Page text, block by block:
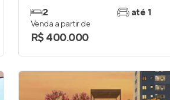
2
até 1
Venda a partir de
R$ 400.000